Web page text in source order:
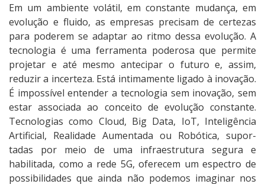
Em um ambiente volátil, em constante mudança, em
evolução e fluido, as empresas precisam de certezas
para poderem se adaptar ao ritmo dessa evolução. A
tecnologia é uma ferramenta poderosa que permite
projetar e até mesmo antecipar o futuro e, assim,
reduzir a incerteza. Está intimamente ligado à inovação.
É impossível entender a tecnologia sem inovação, sem
estar associada ao conceito de evolução constante.
Tecnologias como Cloud, Big Data, IoT, Inteligência
Artificial, Realidade Aumentada ou Robótica, supor-
tadas por meio de uma infraestrutura segura e
habilitada, como a rede 5G, oferecem um espectro de
possibilidades que ainda não podemos imaginar nos